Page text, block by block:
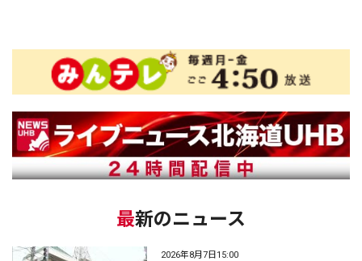
最新のニュース
2026年8月7日15:00